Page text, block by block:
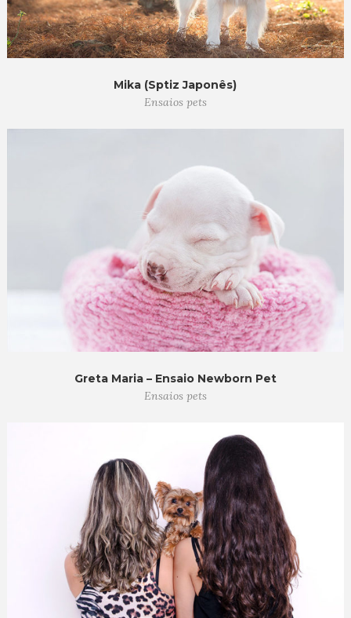
Mika (Sptiz Japonês)
Ensaios pets
Greta Maria – Ensaio Newborn Pet
Ensaios pets